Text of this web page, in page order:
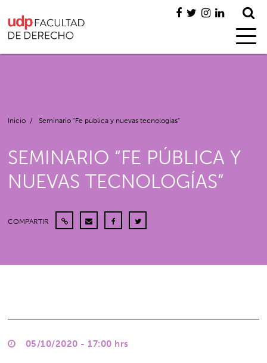
Inicio / Seminario “Fe pública y nuevas tecnologías”
SEMINARIO “FE PÚBLICA Y
NUEVAS TECNOLOGÍAS”
COMPARTIR
05/10/2020 - 17:00 hrs